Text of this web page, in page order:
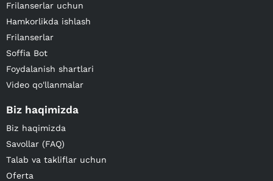
Frilanserlar uchun
Hamkorlikda ishlash
Frilanserlar
Soffia Bot
Foydalanish shartlari
Video qo'llanmalar
Biz haqimizda
Biz haqimizda
Savollar (FAQ)
Talab va takliflar uchun
Oferta